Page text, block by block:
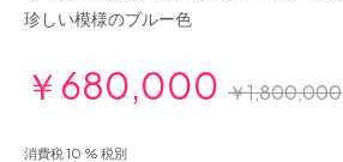
珍しい模様のブルー色
￥680,000 ￥1,800,000
消費税 10 % 税別